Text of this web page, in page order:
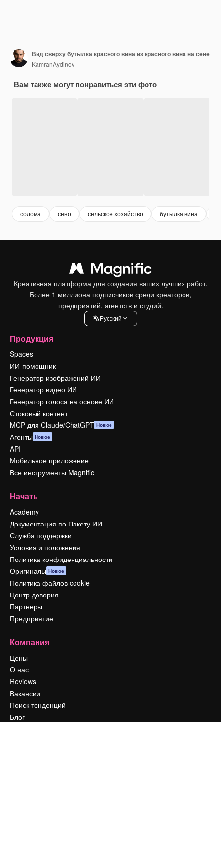
Вид сверху бутылка красного вина из красного вина на сене
KamranAydinov
Вам также могут понравиться эти фото
солома сено сельское хозяйство бутылка вина
Креативная платформа для создания ваших лучших работ.
Более 1 миллиона подписчиков среди креаторов,
предприятий, агентств и студий.
Pусский
Продукция
Spaces
ИИ-помощник
Генератор изображений ИИ
Генератор видео ИИ
Генератор голоса на основе ИИ
Стоковый контент
MCP для Claude/ChatGPT Новое
Агенты Новое
API
Мобильное приложение
Все инструменты Magnific
Начать
Academy
Документация по Пакету ИИ
Служба поддержки
Условия и положения
Политика конфиденциальности
Оригиналы Новое
Политика файлов cookie
Центр доверия
Партнеры
Предприятие
Компания
Цены
О нас
Reviews
Вакансии
Поиск тенденций
Блог